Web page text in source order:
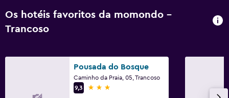
Os hotéis favoritos da momondo -
Trancoso
Pousada do Bosque
Caminho da Praia, 05, Trancoso
9,3
3 estrelas